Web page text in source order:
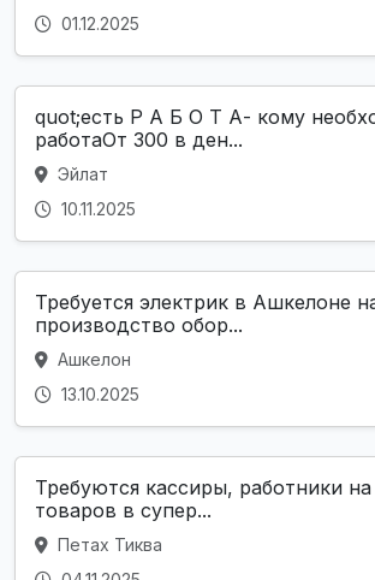
01.12.2025
quot;есть Р А Б О Т А- кому
работаОт 300 в ден...
Эйлат
10.11.2025
Требуется электрик в Ашкелоне
производство обор...
Ашкелон
13.10.2025
Требуются кассиры, работники
товаров в супер...
Петах Тиква